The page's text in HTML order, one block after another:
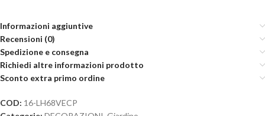
Informazioni aggiuntive
Recensioni (0)
Spedizione e consegna
Richiedi altre informazioni prodotto
Sconto extra primo ordine
COD: 16-LH68VECP